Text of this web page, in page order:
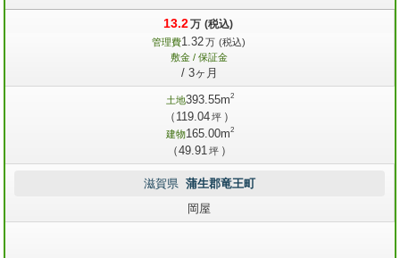
13.2万 (税込)
管理費1.32万 (税込)
敷金 / 保証金
/ 3ヶ月
土地393.55m2
（119.04 坪 ）
建物165.00m2
（49.91 坪 ）
滋賀県 蒲生郡竜王町
岡屋